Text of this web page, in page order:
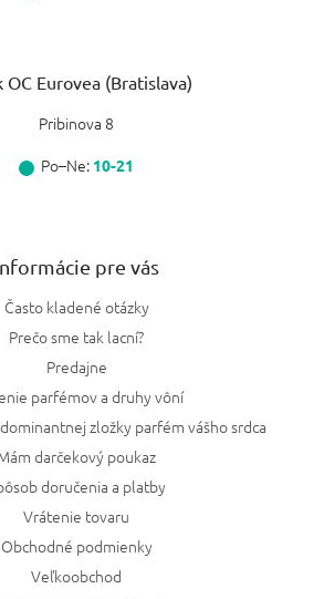
OC Eurovea (Bratislava)
Pribinova 8
Po–Ne: 10-21
pre vás
Často kladené otázky
Prečo sme tak lacní?
Predajne
parfémov a druhy vôní
zložky parfém vášho srdca
darčekový poukaz
doručenia a platby
Vrátenie tovaru
Obchodné podmienky
Veľkoobchod